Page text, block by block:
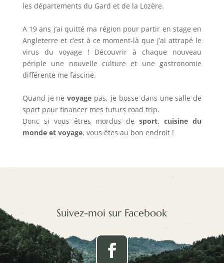
les départements du Gard et de la Lozère.
A 19 ans j’ai quitté ma région pour partir en stage en
Angleterre et c’est à ce moment-là que j’ai attrapé le
virus du voyage ! Découvrir à chaque nouveau
périple une nouvelle culture et une gastronomie
différente me fascine.
Quand je nevoyage pas, je bosse dans une salle de
sport pour financer mes futurs road trip.
Donc si vous êtres mordus desport, cuisine du
monde et voyage, vous êtes au bon endroit !
Suivez-moi sur Facebook